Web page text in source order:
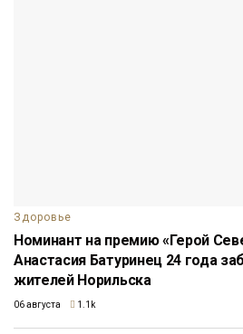
Здоровье
Номинант на премию «Герой
Анастасия Батуринец 24 года
жителей Норильска
06 августа 1.1k